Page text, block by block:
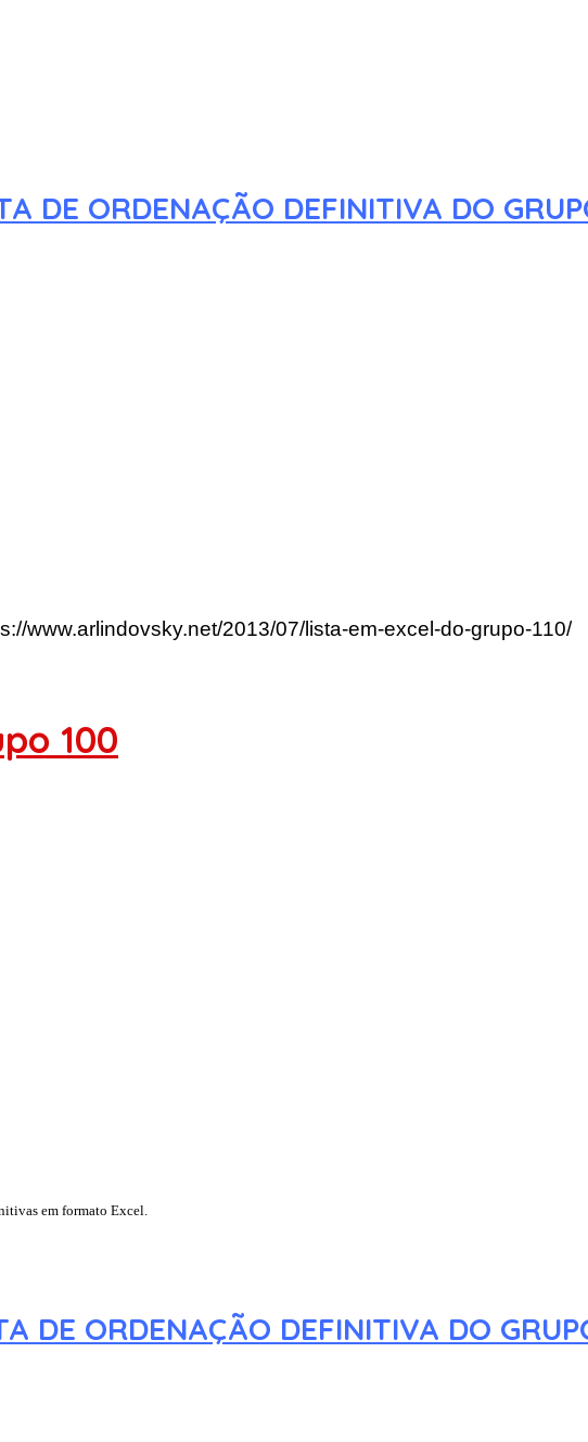
DE ORDENAÇÃO DEFINITIVA DO
www.arlindovsky.net/2013/07/lista-em-excel-do-grupo-110/
100
em formato Excel.
DE ORDENAÇÃO DEFINITIVA DO